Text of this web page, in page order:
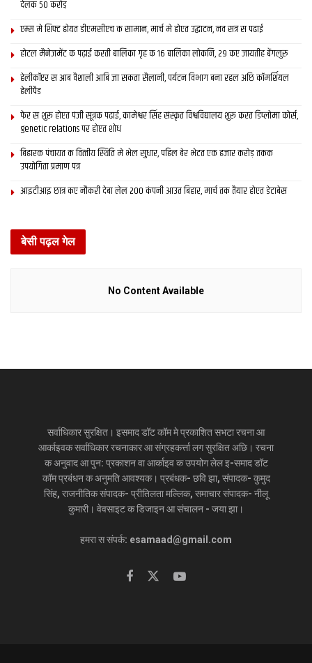
देलक 50 करोड़
एम्स मे शिफ्ट होयत डीएमसीएच क सामान, मार्च मे होएत उद्घाटन, नव सत्र स पढाई
होटल मैनेजमेंट क पढ़ाई करती बालिका गृह क 16 बालिका लोकनि, 29 कए जायतीह बेंगलुरु
हेलीकॉप्टर स आब वैशाली आबि जा सकता सैलानी, पर्यटन विभाग बना रहल अछि कॉमर्शियल
हेलीपैड
फेर स शुरू होएत पंजी सूत्रक पढाई, कामेश्वर सिंह संस्कृत विश्वविद्यालय शुरू करत डिप्लोमा कोर्स,
genetic relations पर होएत शोध
बिहारक पंचायत क वित्‍तीय स्थिति मे भेल सुधार, पहिल बेर भेटत एक हजार करोड़ तकक
उपयोगिता प्रमाण पत्र
आइटीआइ छात्र कए नौकरी देबा लेल 200 कंपनी आउत बिहार, मार्च तक तैयार होएत डेटाबेस
बेसी पढ़ल गेल
No Content Available
सर्वाधिकार सुरक्षित। इसमाद डॉट कॉम मे प्रकाशित सभटा रचना आ
आर्काइवक सर्वाधिकार रचनाकार आ संग्रहकर्त्ता लग सुरक्षित अछि। रचना
क अनुवाद आ पुन: प्रकाशन वा आर्काइव क उपयोग लेल इ-समाद डॉट
कॉम प्रबंधन क अनुमति आवश्यक। प्रबंधक- छवि झा, संपादक- कुमुद
सिंह, राजनीतिक संपादक- प्रीतिलता मल्लिक, समाचार संपादक- नीलू
कुमारी। वेवसाइट क डिजाइन आ संचालन - जया झा।
हमरा स संपर्क: esamaad@gmail.com